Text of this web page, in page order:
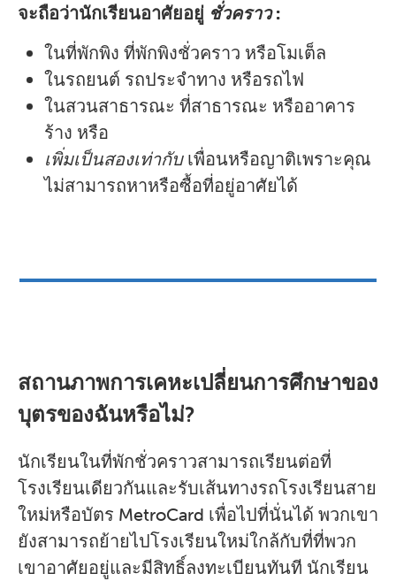
จะถือว่านักเรียนอาศัยอยู่ ชั่วคราว:
ในที่พักพิง ที่พักพิงชั่วคราว หรือโมเต็ล
ในรถยนต์ รถประจำทาง หรือรถไฟ
ในสวนสาธารณะ ที่สาธารณะ หรืออาคาร
ร้าง หรือ
เพิ่มเป็นสองเท่ากับเพื่อนหรือญาติเพราะคุณ
ไม่สามารถหาหรือซื้อที่อยู่อาศัยได้
สถานภาพการเคหะเปลี่ยนการศึกษาของ
บุตรของฉันหรือไม่?
นักเรียนในที่พักชั่วคราวสามารถเรียนต่อที่
โรงเรียนเดียวกันและรับเส้นทางรถโรงเรียนสาย
ใหม่หรือบัตร MetroCard เพื่อไปที่นั่นได้ พวกเขา
ยังสามารถย้ายไปโรงเรียนใหม่ใกล้กับที่ที่พวก
เขาอาศัยอยู่และมีสิทธิ์ลงทะเบียนทันที นักเรียน